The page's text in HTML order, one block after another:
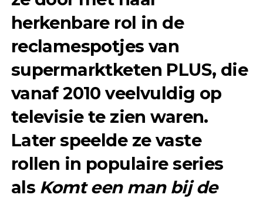
herkenbare rol in de
reclamespotjes van
supermarktketen PLUS, die
vanaf 2010 veelvuldig op
televisie te zien waren.
Later speelde ze vaste
rollen in populaire series
als Komt een man bij de